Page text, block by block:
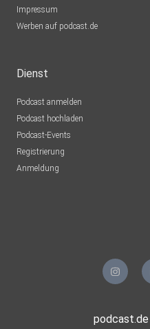
Impressum
Werben auf podcast.de
Dienst
Podcast anmelden
Podcast hochladen
Podcast-Events
Registrierung
Anmeldung